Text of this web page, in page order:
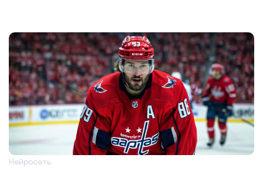
Нейросеть